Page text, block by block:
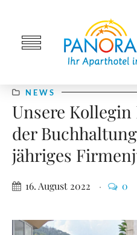
NEWS
Unsere Kollegin
der
jähriges
16. August 2022 0